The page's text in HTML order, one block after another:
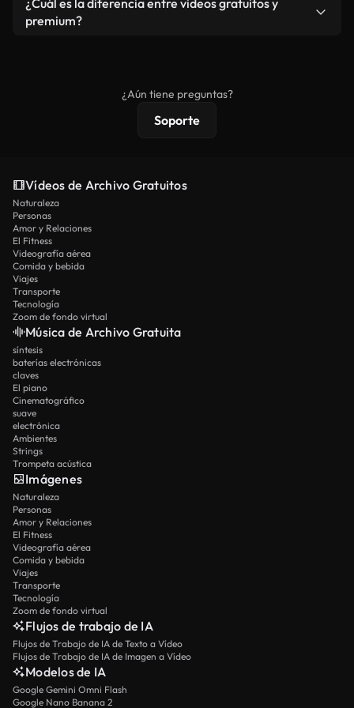
vídeos. Solo asegúrese de que el producto final no
¿Cuál es la diferencia entre videos gratuitos y
premium?
protecciones de licencia extendidas.
¿Aún tiene preguntas?
Soporte
Vídeos de Archivo Gratuitos
Naturaleza
Personas
Amor y Relaciones
El Fitness
Videografía aérea
Comida y bebida
Viajes
Transporte
Tecnología
Zoom de fondo virtual
Música de Archivo Gratuita
síntesis
baterías electrónicas
claves
El piano
Cinematográfico
suave
electrónica
Ambientes
Strings
Trompeta acústica
Imágenes
Naturaleza
Personas
Amor y Relaciones
El Fitness
Videografía aérea
Comida y bebida
Viajes
Transporte
Tecnología
Zoom de fondo virtual
Flujos de trabajo de IA
Flujos de Trabajo de IA de Texto a Vídeo
Flujos de Trabajo de IA de Imagen a Vídeo
Modelos de IA
Google Gemini Omni Flash
Google Nano Banana 2